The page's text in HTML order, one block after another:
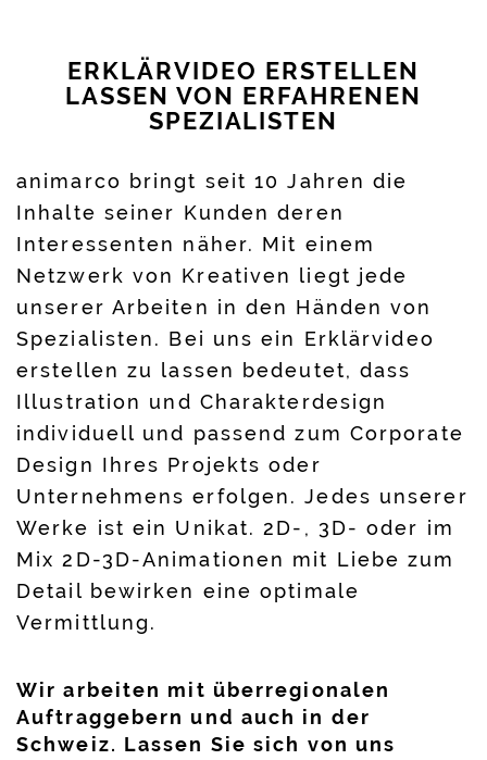
ERKLÄRVIDEO ERSTELLEN
LASSEN VON ERFAHRENEN
SPEZIALISTEN
animarco bringt seit 10 Jahren die
Inhalte seiner Kunden deren
Interessenten näher. Mit einem
Netzwerk von Kreativen liegt jede
unserer Arbeiten in den Händen von
Spezialisten. Bei uns ein Erklärvideo
erstellen zu lassen bedeutet, dass
Illustration und Charakterdesign
individuell und passend zum Corporate
Design Ihres Projekts oder
Unternehmens erfolgen. Jedes unserer
Werke ist ein Unikat. 2D-, 3D- oder im
Mix 2D-3D-Animationen mit Liebe zum
Detail bewirken eine optimale
Vermittlung.
Wir arbeiten mit überregionalen
Auftraggebern und auch in der
Schweiz. Lassen Sie sich von uns